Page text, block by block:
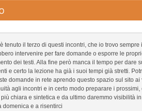
è tenuto il terzo di questi incontri, che io trovo
intervenire per fare domande o esporre le
dei testi. Alla fine però manca il tempo per dare
e certo la lezione ha già i suoi tempi già stretti.
domande in rete aprendo questo spazio sul sito
agli incontri e in certo modo preparare i
chiara e sintetica e da ultimo daremmo visibilità
domenica e a risentirci